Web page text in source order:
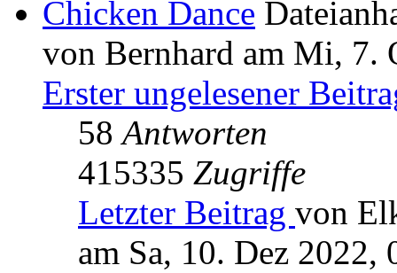
Chicken Dance
von Bernhard am Mi, 7.
Erster ungelesener
58Antworten
415335 Zugriffe
Letzter Beitrag von
am Sa, 10. Dez 2022,